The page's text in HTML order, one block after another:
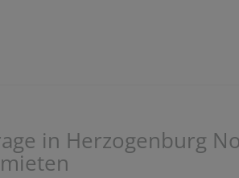
in Herzogenburg